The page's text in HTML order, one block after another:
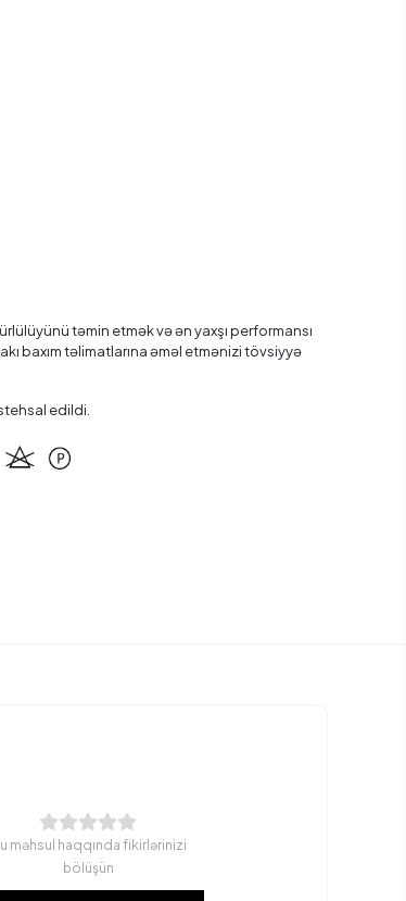
təmin etmək və ən yaxşı performansı
baxım təlimatlarına əməl etmənizi tövsiyyə
edildi.
məhsul haqqında fikirlərinizi
bölüşün